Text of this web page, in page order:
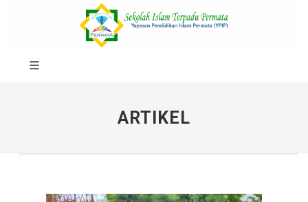
ARTIKEL